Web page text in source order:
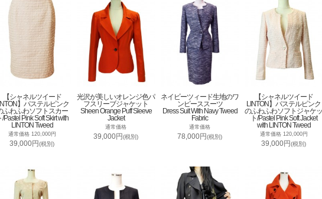
【シャネルツイード
】パステルピンク
ふわふわソフトスカー
/Pastel Pink Soft Skirt with
LINTON Tweed
通常価格 120,000円
39,000円(税別)
光沢が美しいオレンジ色パ
フスリーブジャケット
Sheen Orange Puff Sleeve
Jacket
通常価格
39,000円(税別)
ネイビーツィード生地のワ
ンピーススーツ
Dress Suit With Navy Tweed
Fabric
通常価格
78,000円(税別)
【シャネルツイード
LINTON】パステルピンク
のふわふわソフトジャケッ
ト/Pastel Pink Soft Jacket
with LINTON Tweed
通常価格 120,000円
39,000円(税別)